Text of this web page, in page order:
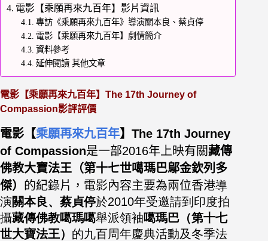
電影【乘願再來九百年】影片資訊
專訪《乘願再來九百年》導演關本良、蔡貞停
電影【乘願再來九百年】劇情簡介
資料參考
延伸閱讀 其他文章
電影【乘願再來九百年】The 17th Journey of
Compassion影評評價
電影【乘願再來九百年】The 17th Journey
of Compassion是一部2016年上映有關藏傳
佛教大寶法王（第十七世噶瑪巴鄔金欽列多
傑） 的紀錄片，電影內容主要為兩位香港導
演關本良、蔡貞停於2010年受邀請到印度拍
攝藏傳佛教噶瑪噶舉派領袖噶瑪巴（第十七
世大寶法王） 的九百周年慶典活動及冬季法